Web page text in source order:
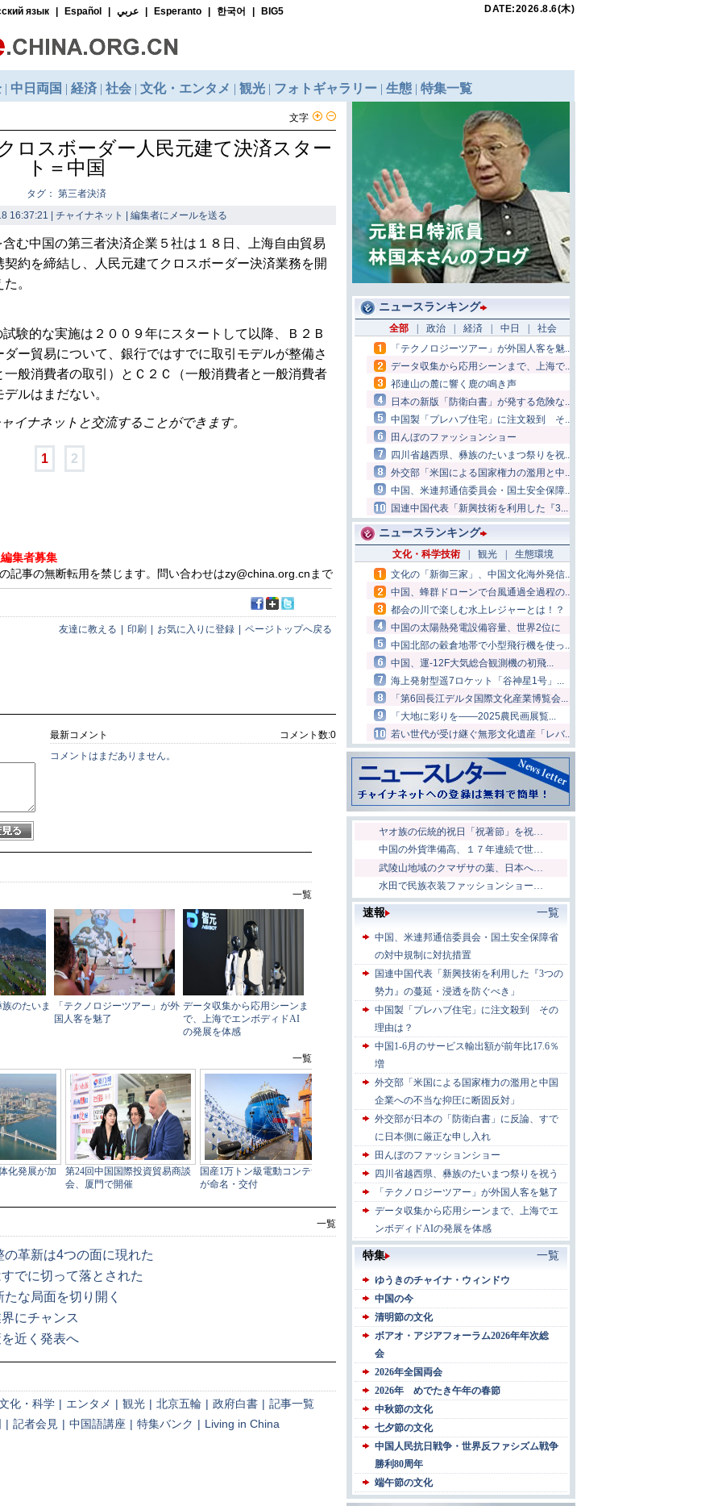
文字
ロスボーダー人民元建て決済スター
ト＝中国
タグ： 第三者決済
16:37:21 | チャイナネット | 編集者にメールを送る
む中国の第三者決済企業５社は１８日、上海自由貿易
約を締結し、人民元建てクロスボーダー決済業務を開
。
験的な実施は２００９年にスタートして以降、Ｂ２Ｂ
ー貿易について、銀行ではすでに取引モデルが整備さ
般消費者の取引）とＣ２Ｃ（一般消費者と一般消費者
ルはまだない。
イナネットと交流することができます。
1 2
集者募集
記事の無断転用を禁じます。問い合わせはzy@china.org.cnまで
友達に教える 印刷 お気に入りに登録 ページトップへ戻る
コメント数:0
最新コメント
コメントはまだありません。
一覧
革新は4つの面に現れた
でに切って落とされた
な局面を切り開く
にチャンス
近く発表へ
化・科学 | エンタメ | 観光 | 北京五輪 | 政府白書 | 記事一覧
| 記者会見 | 中国語講座 | 特集バンク | Living in China